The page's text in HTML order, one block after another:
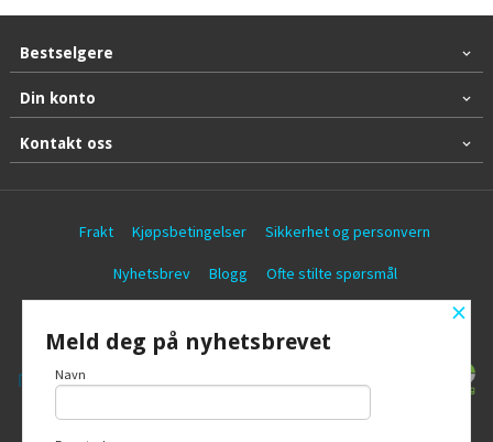
Bestselgere
Din konto
Kontakt oss
Frakt Kjøpsbetingelser Sikkerhet og personvern
Nyhetsbrev Blogg Ofte stilte spørsmål
×
Meld deg på nyhetsbrevet
Navn